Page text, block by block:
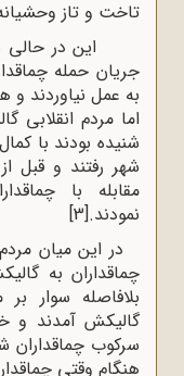
تاخت و تاز
این در حالی
جریان حمله
به عمل نیاوردند و
اما مردم انقلابی
شنیده بودند با
شهر رفتند و قبل
مقابله با
نمودند.[3]
در این میان
چماقداران به
بلافاصله سوار
گالیکش آمدند و
سرکوب
هنگام وقتی